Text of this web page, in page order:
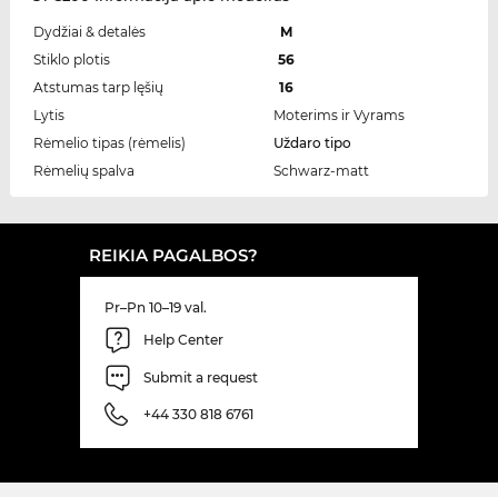
Dydžiai & detalės
M
Stiklo plotis
56
Atstumas tarp lęšių
16
Lytis
Moterims ir Vyrams
Rėmelio tipas (rėmelis)
Uždaro tipo
Rėmelių spalva
Schwarz-matt
REIKIA PAGALBOS?
Pr–Pn 10–19 val.
Help Center
Submit a request
+44 330 818 6761